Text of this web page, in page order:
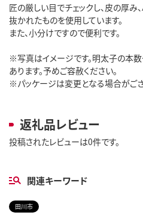
匠の厳しい目でチェックし、皮の厚み
抜かれたものを使用しています。
また、小分けですので便利です。
※写真はイメージです。明太子の本
あります。予めご容赦ください。
※パッケージは変更となる場合がござ
返礼品レビュー
投稿されたレビューは0件です。
関連キーワード
田川市